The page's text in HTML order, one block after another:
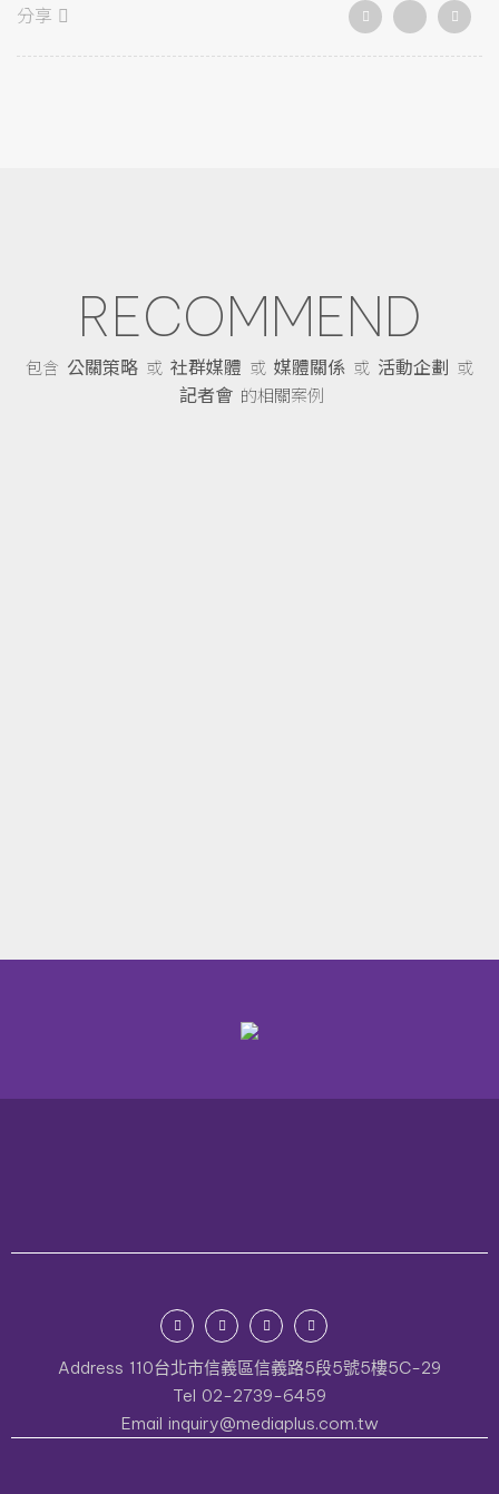
分享
RECOMMEND
包含 公關策略 或 社群媒體 或 媒體關係 或 活動企劃 或
記者會 的相關案例
Address 110台北市信義區信義路5段5號5樓5C-29
Tel 02-2739-6459
Email inquiry@mediaplus.com.tw